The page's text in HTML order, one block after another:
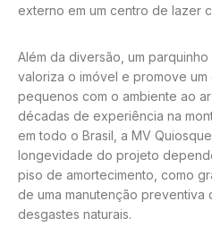
externo em um centro de lazer
Além da diversão, um
valoriza o imóvel e promove
pequenos com o ambiente ao
décadas de experiência na
em todo o Brasil, a MV
longevidade do projeto
piso de amortecimento, como
de uma manutenção preventiva
desgastes naturais.